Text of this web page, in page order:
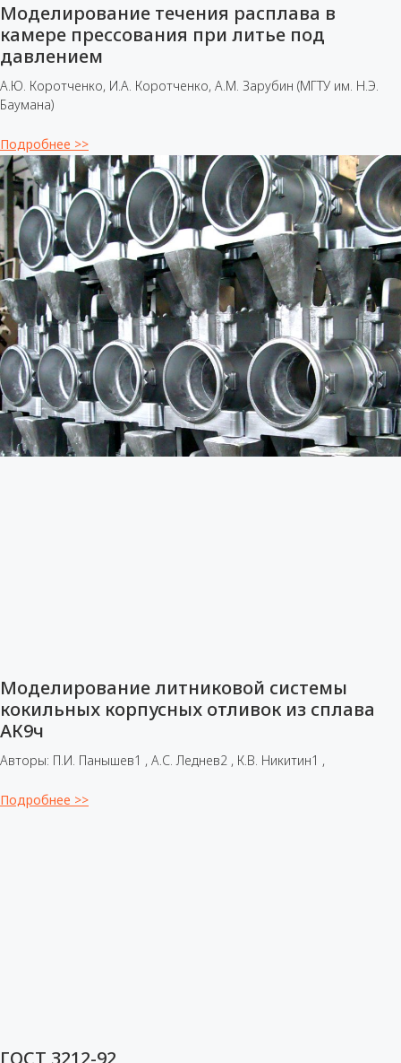
Моделирование течения расплава в
камере прессования при литье под
давлением
А.Ю. Коротченко, И.А. Коротченко, А.М. Зарубин (МГТУ им. Н.Э.
Баумана)
Подробнее >>
Моделирование литниковой системы
кокильных корпусных отливок из сплава
АК9ч
Авторы: П.И. Панышев1 , А.С. Леднев2 , К.В. Никитин1 ,
Подробнее >>